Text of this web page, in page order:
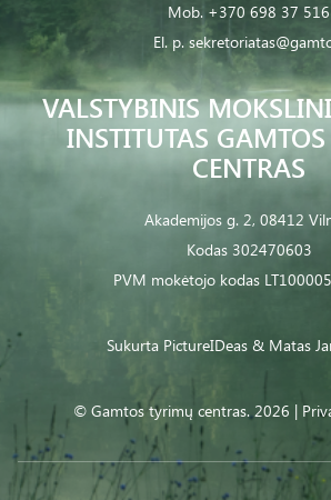
VALSTYBINIS
INSTITUTAS
CENTRAS
Akademijos g. 2, 08412
Kodas 302470603
PVM mokėtojo kodas
Mob. +370 698 37 516
El. p.
© Gamtos tyrimų centras. 2026 |
Sukurta PictureIDeas & Matas